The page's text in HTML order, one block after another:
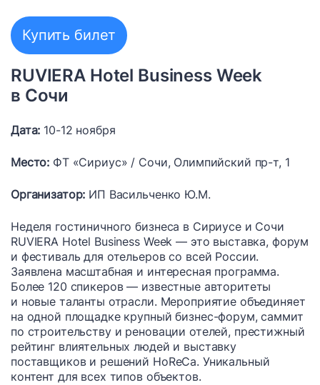
Купить билет
RUVIERA Hotel Business Week
в Сочи
Дата: 10-12 ноября
Место: ФТ «Сириус» / Сочи, Олимпийский пр-т, 1
Организатор: ИП Васильченко Ю.М.
Неделя гостиничного бизнеса в Сириусе и Сочи
RUVIERA Hotel Business Week — это выставка, форум
и фестиваль для отельеров со всей России.
Заявлена масштабная и интересная программа.
Более 120 спикеров — известные авторитеты
и новые таланты отрасли. Мероприятие объединяет
на одной площадке крупный бизнес-форум, саммит
по строительству и реновации отелей, престижный
рейтинг влиятельных людей и выставку
поставщиков и решений HoReCa. Уникальный
контент для всех типов объектов.